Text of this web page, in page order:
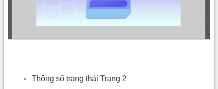
Thông số trạng thái Trang 2